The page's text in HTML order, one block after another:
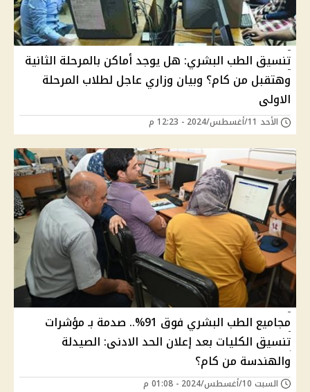
تنسيق الطب البشري: هل يوجد أماكن بالمرحلة الثانية
وهتقبل من كام؟ وبيان وزاري عاجل لطلاب المرحلة
الاولى
الأحد 11/أغسطس/2024 - 12:23 م
مجاميع الطب البشري فوق 91%.. صدمة بـ مؤشرات
تنسيق الكليات بعد إعلان الحد الادنى: الصيدلة
والهندسة من كام؟
السبت 10/أغسطس/2024 - 01:08 م